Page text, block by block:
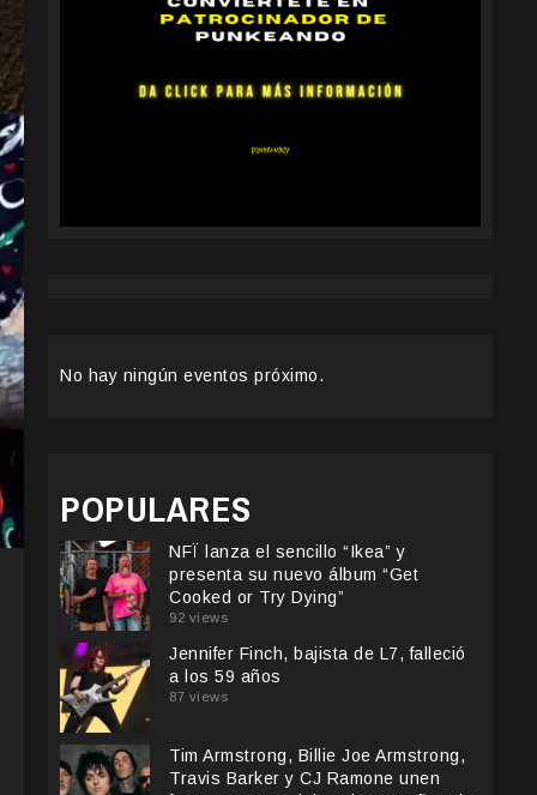
No hay ningún eventos próximo.
POPULARES
NFÏ lanza el sencillo “Ikea” y
presenta su nuevo álbum “Get
Cooked or Try Dying”
92 views
Jennifer Finch, bajista de L7, falleció
a los 59 años
87 views
Tim Armstrong, Billie Joe Armstrong,
Travis Barker y CJ Ramone unen